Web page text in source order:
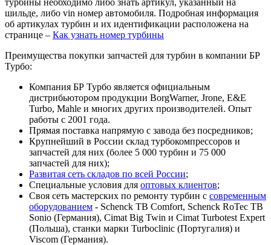
шильде, либо vin номер автомобиля. Подробная информация
об артикулах турбин и их идентификации расположена на
странице – Как узнать номер турбины
Преимущества покупки запчастей для турбин в компании БР
Турбо:
Компания БР Турбо является официальным
дистрибьютором продукции BorgWarner, Jrone, E&E
Turbo, Mahle и многих других производителей. Опыт
работы с 2001 года.
Прямая поставка напрямую с завода без посредников;
Крупнейший в России склад турбокомпрессоров и
запчастей для них (более 5 000 турбин и 75 000
запчастей для них);
Развитая сеть складов по всей России;
Специальные условия для оптовых клиентов;
Своя сеть мастерских по ремонту турбин с современным
оборудованием - Schenck TB Comfort, Schenck RoTec TB
Sonio (Германия), Cimat Big Twin и Cimat Turbotest Expert
(Польша), станки марки Turboclinic (Португалия) и
Viscom (Германия).